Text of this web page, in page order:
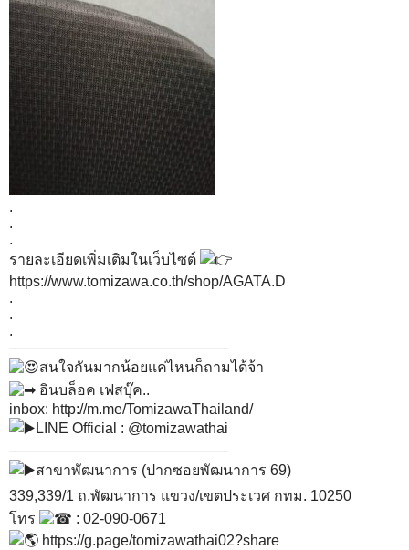
.
.
.
รายละเอียดเพิ่มเติมในเว็บไซต์
https://www.tomizawa.co.th/shop/AGATA.D
.
.
.
———————————————
สนใจกันมากน้อยแค่ไหนก็ถามได้จ้า
อินบล็อค เฟสบุ๊ค..
inbox: http://m.me/TomizawaThailand/
LINE Official : @tomizawathai
———————————————
สาขาพัฒนาการ (ปากซอยพัฒนาการ 69)
339,339/1 ถ.พัฒนาการ แขวง/เขตประเวศ กทม. 10250
โทร
: 02-090-0671
https://g.page/tomizawathai02?share